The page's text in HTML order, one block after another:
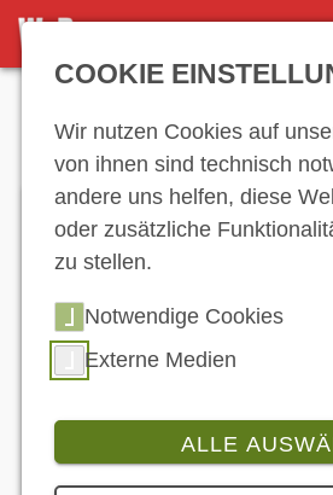
DETAILSEITE
2 Bilder
COOKIE
Wir nutzen Cookies auf
von ihnen sind technisch
andere uns helfen, diese
oder zusätzliche
zu stellen.
Notwendige Cookies
Externe Medien
ALLE